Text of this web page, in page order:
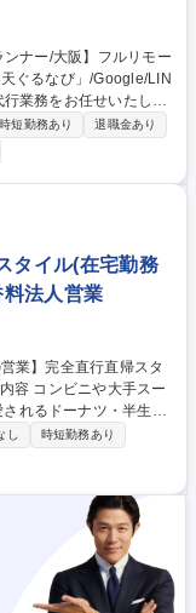
業務をお任せいたしま
て飲食店をサポートす
ける最適化を提案■投
ナー会社の運用管理 ※
ことができるか、同エ
なキーワードで検索し
ご提案をしていきま
時短勤務あり
退職金あり
タイル(在宅勤務
法人営業
れるドーナツ・半生菓
けて、関西エリアを任
卸
規営業をしていただき
部新規営業あり）■顧
成：5,6名の全国の各
大阪府がメイン）■月1
│月平均残業10h
し
時短勤務あり